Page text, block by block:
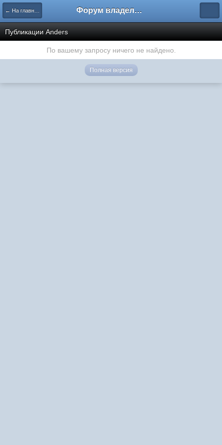
← На главную Форум владельцев интернет-магазинов
Публикации Anders
По вашему запросу ничего не найдено.
Полная версия